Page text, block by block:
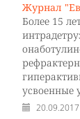
Журнал
Более 15
усвоенные
20.09.2017